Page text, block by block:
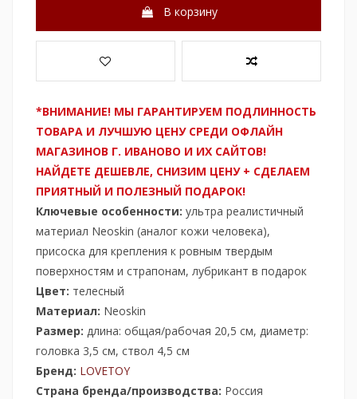
В корзину
*ВНИМАНИЕ! МЫ ГАРАНТИРУЕМ ПОДЛИННОСТЬ
ТОВАРА И ЛУЧШУЮ ЦЕНУ СРЕДИ ОФЛАЙН
МАГАЗИНОВ Г. ИВАНОВО И ИХ САЙТОВ!
НАЙДЕТЕ ДЕШЕВЛЕ, СНИЗИМ ЦЕНУ + СДЕЛАЕМ
ПРИЯТНЫЙ И ПОЛЕЗНЫЙ ПОДАРОК!
Ключевые особенности: ультра реалистичный
материал Neoskin (аналог кожи человека),
присоска для крепления к ровным твердым
поверхностям и страпонам, лубрикант в подарок
Цвет: телесный
Материал: Neoskin
Размер: длина: общая/рабочая 20,5 см, диаметр:
головка 3,5 см, ствол 4,5 см
Бренд: LOVETOY
Страна бренда/производства: Россия